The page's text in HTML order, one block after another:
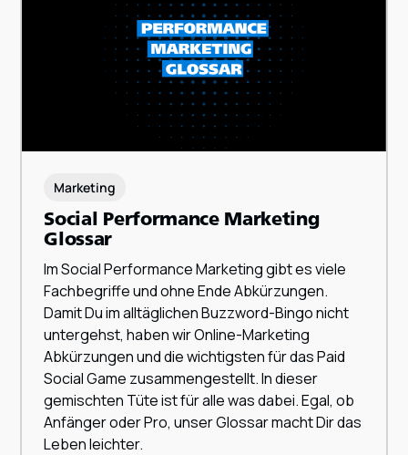
Marketing
Social Performance Marketing
Glossar
Im Social Performance Marketing gibt es viele
Fachbegriffe und ohne Ende Abkürzungen.
Damit Du im alltäglichen Buzzword-Bingo nicht
untergehst, haben wir Online-Marketing
Abkürzungen und die wichtigsten für das Paid
Social Game zusammengestellt. In dieser
gemischten Tüte ist für alle was dabei. Egal, ob
Anfänger oder Pro, unser Glossar macht Dir das
Leben leichter.